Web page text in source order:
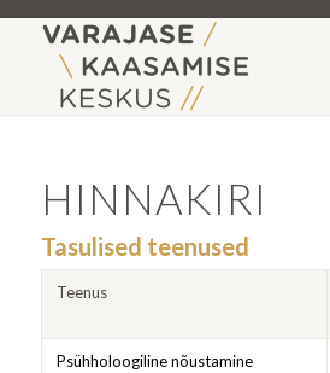
HINNAKIRI
Tasulised teenused
Teenus
Psühholoogiline nõustamine